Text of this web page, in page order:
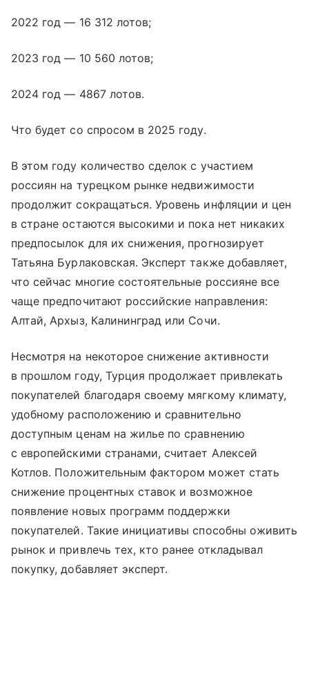
2022 год — 16 312 лотов;
2023 год — 10 560 лотов;
2024 год — 4867 лотов.
Что будет со спросом в 2025 году.
В этом году количество сделок с участием
россиян на турецком рынке недвижимости
продолжит сокращаться. Уровень инфляции и цен
в стране остаются высокими и пока нет никаких
предпосылок для их снижения, прогнозирует
Татьяна Бурлаковская. Эксперт также добавляет,
что сейчас многие состоятельные россияне все
чаще предпочитают российские направления:
Алтай, Архыз, Калининград или Сочи.
Несмотря на некоторое снижение активности
в прошлом году, Турция продолжает привлекать
покупателей благодаря своему мягкому климату,
удобному расположению и сравнительно
доступным ценам на жилье по сравнению
с европейскими странами, считает Алексей
Котлов. Положительным фактором может стать
снижение процентных ставок и возможное
появление новых программ поддержки
покупателей. Такие инициативы способны оживить
рынок и привлечь тех, кто ранее откладывал
покупку, добавляет эксперт.